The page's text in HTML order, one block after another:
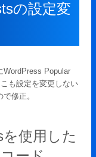
の設定変
Popular
も設定を変更しない
修正。
使用した